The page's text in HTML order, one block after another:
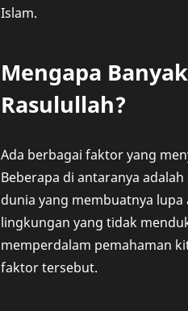
Islam.
Mengapa
Rasulullah?
Ada berbagai faktor yang
Beberapa di antaranya
dunia yang membuatnya
lingkungan yang tidak
memperdalam pemahaman
faktor tersebut.